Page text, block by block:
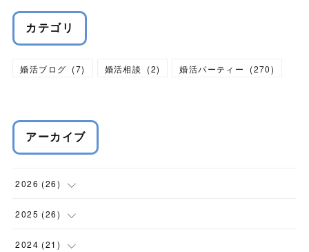
カテゴリ
婚活ブログ (7) 婚活相談 (2) 婚活パーティー (270)
アーカイブ
2026 (26)
(1)
(1 )
2025 (26)
(2 )
2024 (21 )